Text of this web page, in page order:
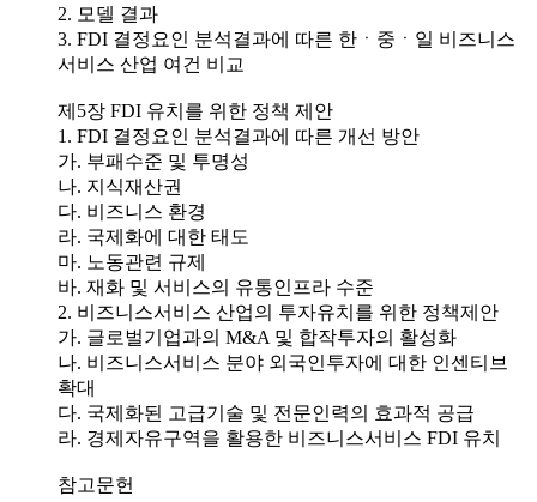
2. 모델 결과
3. FDI 결정요인 분석결과에 따른 한ㆍ중ㆍ일 비즈니스
서비스 산업 여건 비교
제5장 FDI 유치를 위한 정책 제안
1. FDI 결정요인 분석결과에 따른 개선 방안
가. 부패수준 및 투명성
나. 지식재산권
다. 비즈니스 환경
라. 국제화에 대한 태도
마. 노동관련 규제
바. 재화 및 서비스의 유통인프라 수준
2. 비즈니스서비스 산업의 투자유치를 위한 정책제안
가. 글로벌기업과의 M&A 및 합작투자의 활성화
나. 비즈니스서비스 분야 외국인투자에 대한 인센티브
확대
다. 국제화된 고급기술 및 전문인력의 효과적 공급
라. 경제자유구역을 활용한 비즈니스서비스 FDI 유치
참고문헌